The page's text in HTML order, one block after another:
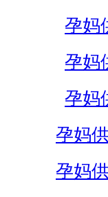
孕妈
孕妈
孕妈
孕妈
孕妈